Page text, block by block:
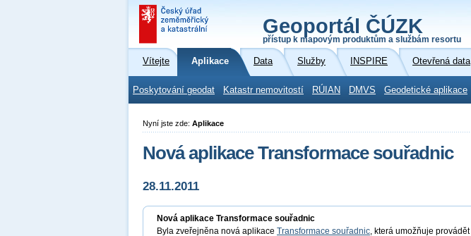
Geoportál ČÚZK
přístup k mapovým produktům a službám resortu
Vítejte Aplikace Data Služby INSPIRE Otevřená data
Poskytování geodat Katastr nemovitostí RÚIAN DMVS Geodetické aplikace
Nyní jste zde: Aplikace
Nová aplikace Transformace souřadnic
28.11.2011
Nová aplikace Transformace souřadnic
Byla zveřejněna nová aplikace Transformace souřadnic, která umožňuje provádět